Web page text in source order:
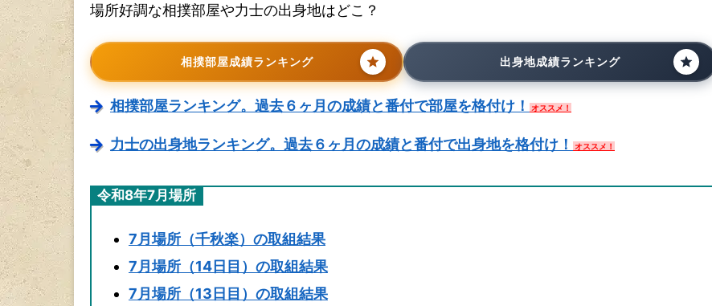
場所好調な相撲部屋や力士の出身地はどこ？
相撲部屋成績ランキング 出身地成績ランキング
相撲部屋ランキング。過去６ヶ月の成績と番付で部屋を格付け！ オススメ！
力士の出身地ランキング。過去６ヶ月の成績と番付で出身地を格付け！ オススメ！
令和8年7月場所
7月場所（千秋楽）の取組結果
7月場所（14日目）の取組結果
7月場所（13日目）の取組結果